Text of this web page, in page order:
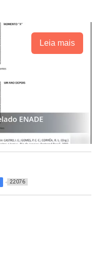
Leia mais
22076